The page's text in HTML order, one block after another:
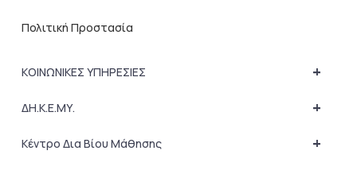
Πολιτική Προστασία
+
ΚΟΙΝΩΝΙΚΕΣ ΥΠΗΡΕΣΙΕΣ
+
ΔΗ.Κ.Ε.ΜΥ.
+
Κέντρο Δια Βίου Μάθησης